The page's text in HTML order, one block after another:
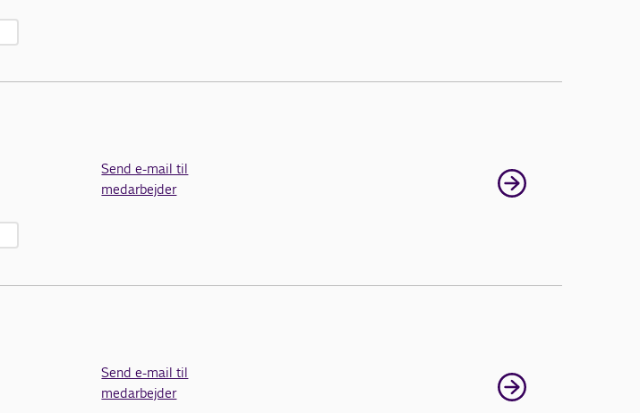
Send e-mail til
medarbejder
Send e-mail til
medarbejder